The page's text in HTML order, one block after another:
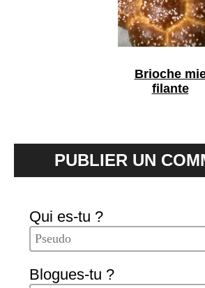
Brioche
filante
PUBLIER UN
Qui es-tu ?
Blogues-tu ?